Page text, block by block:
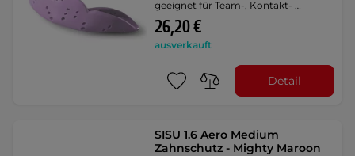
geeignet für Team-, Kontakt- …
26,20 €
ausverkauft
Detail
SISU 1.6 Aero Medium
Zahnschutz - Mighty Maroon